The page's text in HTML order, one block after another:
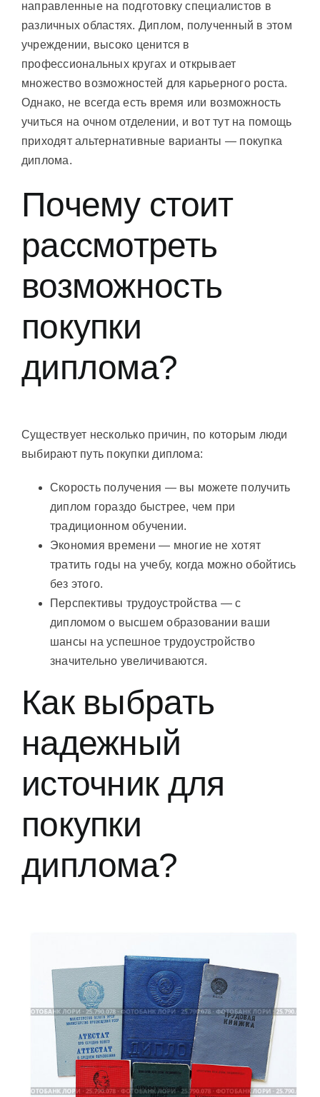
направленные на подготовку специалистов в
различных областях. Диплом, полученный в этом
учреждении, высоко ценится в
профессиональных кругах и открывает
множество возможностей для карьерного роста.
Однако, не всегда есть время или возможность
учиться на очном отделении, и вот тут на помощь
приходят альтернативные варианты — покупка
диплома.
Почему стоит
рассмотреть
возможность
покупки
диплома?
Существует несколько причин, по которым люди
выбирают путь покупки диплома:
Скорость получения — вы можете получить
диплом гораздо быстрее, чем при
традиционном обучении.
Экономия времени — многие не хотят
тратить годы на учебу, когда можно обойтись
без этого.
Перспективы трудоустройства — с
дипломом о высшем образовании ваши
шансы на успешное трудоустройство
значительно увеличиваются.
Как выбрать
надежный
источник для
покупки
диплома?